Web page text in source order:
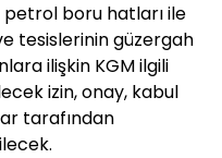
petrol boru hatları ile
tesislerinin güzergah
ilişkin KGM ilgili
izin, onay, kabul
tarafından